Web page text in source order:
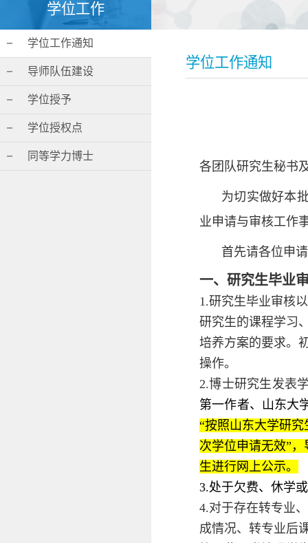
学位工作
学位工作通知
导师队伍建设
学位授予
学位授权点
同等学力博士
学位工作通知
各团队研究生秘书
为切实做好本
业申请与审核工作
首先请各位申
一、研究生毕业
1.研究生毕业审核
研究生的课程学习
培养方案的要求。
操作。
2.博士研究生发表
第一作者、山东大
“按照山东大学研
次学位申请无效”
生进行网上公示。
3.处于欠费、休学
4.对于存在转专业
成情况、转专业后